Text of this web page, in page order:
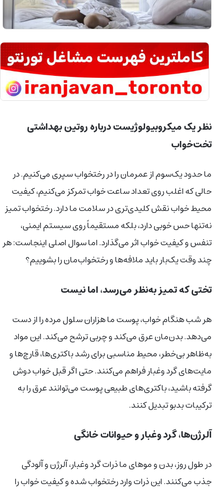
نظر یک میکروبیولوژیست درباره روتین بهداشتی
تخت‌خواب
ما حدود یک‌سوم از عمرمان را در رختخواب سپری می‌کنیم. در
حالی که اغلب روی تعداد ساعت خواب تمرکز می‌کنیم، کیفیت
محیط خواب نقش کلیدی‌تری در سلامت ما دارد. رختخواب تمیز
نه‌تنها حس خوبی دارد، بلکه مستقیماً روی سیستم ایمنی،
تنفس و کیفیت خواب اثر می‌گذارد. اما سوال اصلی اینجاست: هر
چند وقت یک‌بار باید ملافه‌ها و رختخواب‌مان را بشوییم؟
تختی که تمیز به‌نظر می‌رسد، اما نیست
هر شب هنگام خواب، پوست ما هزاران سلول مرده را از دست
می‌دهد. بدن‌مان عرق می‌کند و چربی ترشح می‌کند. این مواد
به‌ظاهر بی‌خطر، محیط مناسبی برای رشد باکتری‌ها، قارچ‌ها و
مایت‌های گرد وغبار فراهم می‌کنند. حتی اگر قبل خواب دوش
گرفته باشید، باکتری‌های طبیعی پوست می‌توانند عرق را به
ترکیبات بدبو تبدیل کنند.
آلرژن‌ها، گرد وغبار و حیوانات خانگی
در طول روز، بدن و موهای ما ذرات گرد وغبار، آلرژن و آلودگی
جذب می‌کنند. این ذرات وارد رختخواب شده و کیفیت خواب را